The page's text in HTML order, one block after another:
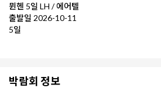
뮌헨 5일 LH / 에어텔
출발일 2026-10-11
5일
박람회 정보